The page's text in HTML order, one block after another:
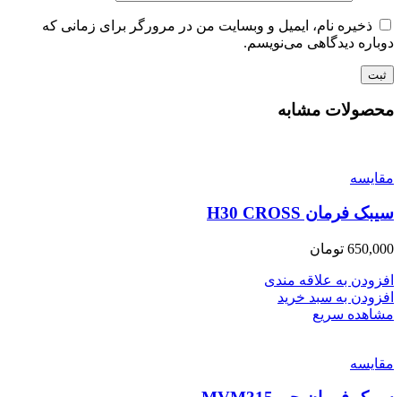
ذخیره نام، ایمیل و وبسایت من در مرورگر برای زمانی که
دوباره دیدگاهی می‌نویسم.
محصولات مشابه
مقایسه
سیبک فرمان H30 CROSS
650,000 تومان
افزودن به علاقه مندی
افزودن به سبد خرید
مشاهده سریع
مقایسه